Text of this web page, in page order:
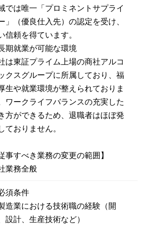
では唯一「プロミネントサプライ
」（優良仕入先）の認定を受け、
信頼を得ています。
期就業が可能な環境
は東証プライム上場の商社アルコ
クスグループに所属しており、福
生や就業環境が整えられておりま
ワークライフバランスの充実した
方ができるため、退職者はほぼ発
ておりません。
事すべき業務の変更の範囲】
業務全般
須条件
造業における技術職の経験（開
設計、生産技術など）